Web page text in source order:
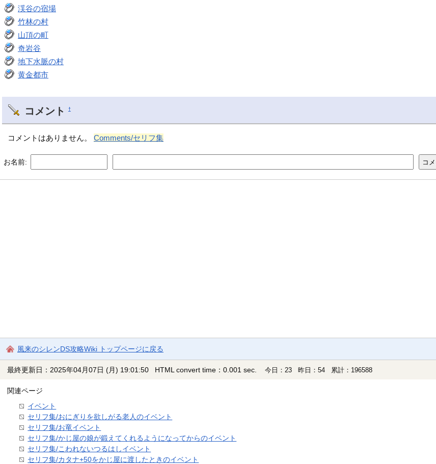
渓谷の宿場
竹林の村
山頂の町
奇岩谷
地下水脈の村
黄金都市
コメント †
コメントはありません。Comments/セリフ集
お名前:
風来のシレンDS攻略Wiki トップページに戻る
最終更新日：2025年04月07日 (月) 19:01:50 HTML convert time：0.001 sec. 今日：23 昨日：54 累計：196588
関連ページ
イベント
セリフ集/おにぎりを欲しがる老人のイベント
セリフ集/お竜イベント
セリフ集/かじ屋の娘が鍛えてくれるようになってからのイベント
セリフ集/こわれないつるはしイベント
セリフ集/カタナ+50をかじ屋に渡したときのイベント